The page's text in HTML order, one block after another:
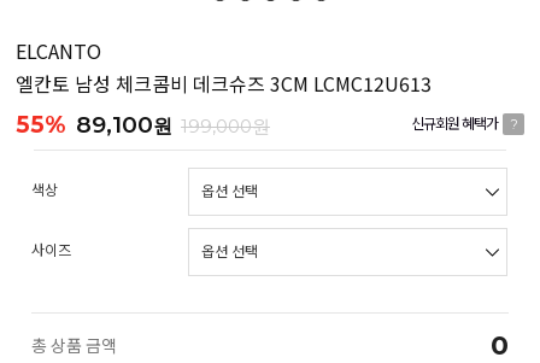
ELCANTO
엘칸토 남성 체크콤비 데크슈즈 3CM LCMC12U613
55% 89,100원 199,000원 신규회원 혜택가 ?
색상
사이즈
총 상품 금액 0